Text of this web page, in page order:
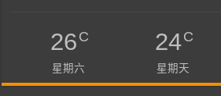
26C
星期六
24C
星期天